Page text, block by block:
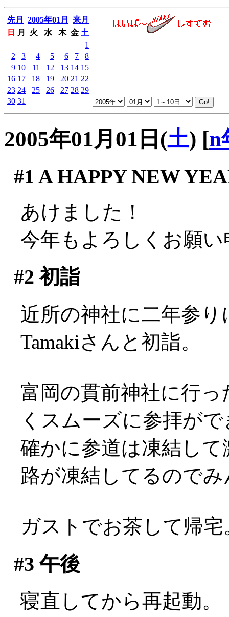
先月 2005年01月
来月
日
月 火 水 木 金 土
1
2
3 4 5 6 7
8
9 10 11 12 13 14 15
16 17 18 19 20 21 22
23 24 25 26 27 28 29
30 31
2005年01月01日(土) [n
#1 A HAPPY NEW
あけました！
今年もよろしくお願
#2 初詣
近所の神社に二年参
Tamakiさんと初詣。
富岡の貫前神社に行
くスムーズに参拝が
確かに参道は凍結し
路が凍結してるので
ガストでお茶して帰宅
#3 午後
寝直してから再起動。